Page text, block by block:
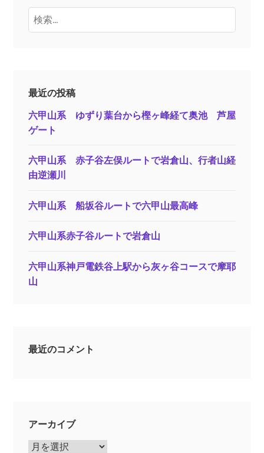
検
索:
最近の投稿
六甲山系 ゆずり葉台から樫ヶ峰経て奥池 芦屋
ゲート
六甲山系 赤子谷左俣ルートで岩倉山、行者山経
由逆瀬川
六甲山系 船坂谷ルートで六甲山最高峰
六甲山系赤子谷ルートで岩倉山
六甲山系神戸電鉄谷上駅から灰ヶ谷コースで摩耶
山
最近のコメント
アーカイブ
ア